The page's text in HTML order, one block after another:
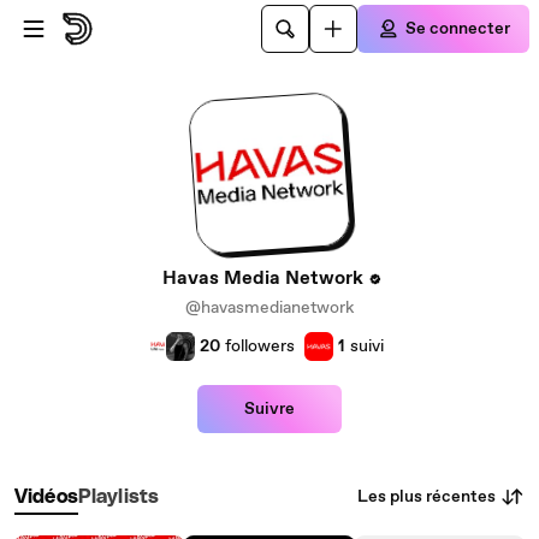
Passer au contenu principal
Se connecter
Havas Media Network
@havasmedianetwork
20 followers 1 suivi
Suivre
VidéosPlaylists Les plus récentes